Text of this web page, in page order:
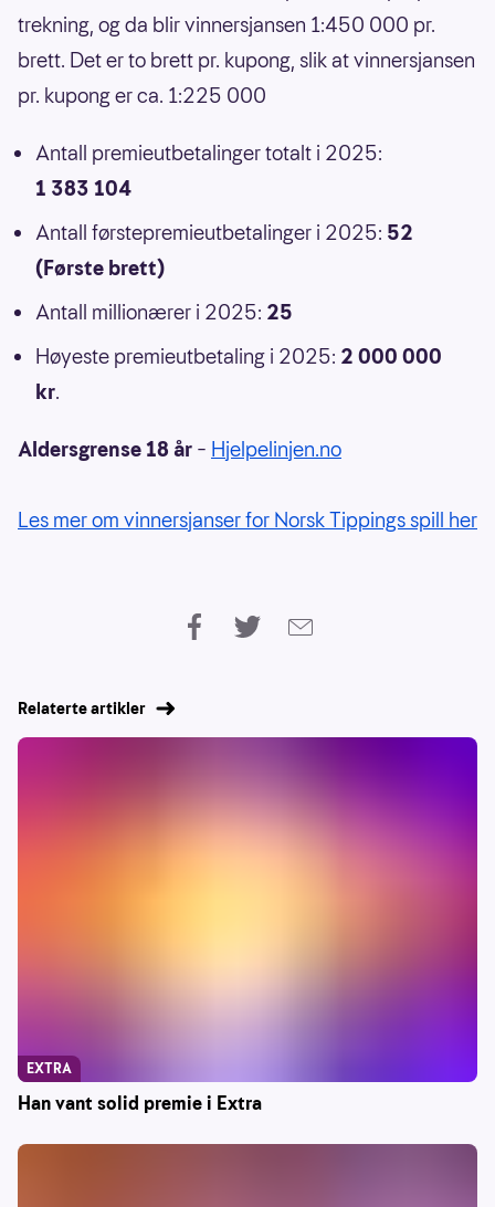
trekning, og da blir vinnersjansen 1:450 000 pr.
brett. Det er to brett pr. kupong, slik at vinnersjansen
pr. kupong er ca. 1:225 000
Antall premieutbetalinger totalt i 2025:
1 383 104
Antall førstepremieutbetalinger i 2025: 52
(Første brett)
Antall millionærer i 2025: 25
Høyeste premieutbetaling i 2025: 2 000 000
kr.
Aldersgrense 18 år – Hjelpelinjen.no
Les mer om vinnersjanser for Norsk Tippings spill her
Relaterte artikler
Han vant solid premie i Extra
EXTRA